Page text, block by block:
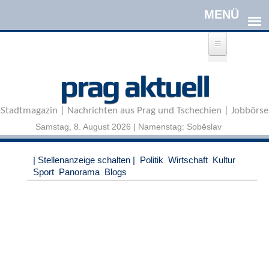
l
e
n
|
e
prag aktuell
Stadtmagazin | Nachrichten aus Prag und Tschechien | Jobbörse
Samstag, 8. August 2026 | Namenstag: Soběslav
| Stellenanzeige schalten | Politik Wirtschaft Kultur
Sport Panorama Blogs